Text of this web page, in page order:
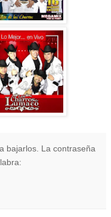
bajarlos. La contraseña